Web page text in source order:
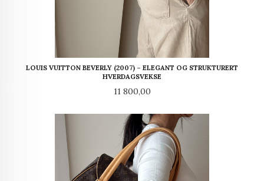
LOUIS VUITTON BEVERLY (2007) – ELEGANT OG STRUKTURERT
HVERDAGSVEKSE
Pris
11 800,00